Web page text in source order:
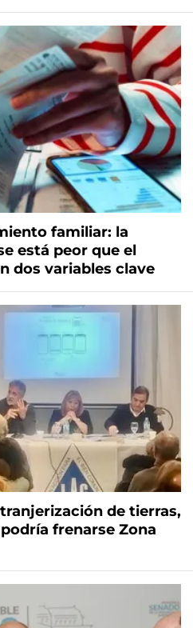
familiar: la
está peor que el
dos variables clave
de tierras,
frenarse Zona